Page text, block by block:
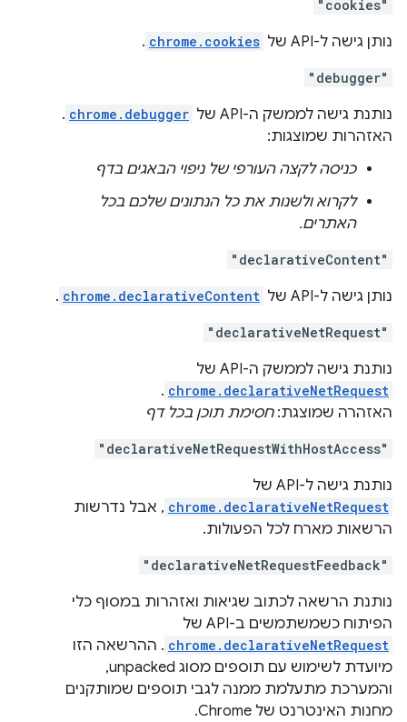
"cookies"
נותן גישה ל-API של chrome.cookies
.
"debugger"
נותנת גישה לממשק ה-API של chrome.debugger
.
האזהרות שמוצגות:
כניסה לקצה העורפי של ניפוי הבאגים בדף
לקרוא ולשנות את כל הנתונים שלכם בכל
האתרים.
"declarativeContent"
נותן גישה ל-API של chrome.declarativeContent
.
"declarativeNetRequest"
נותנת גישה לממשק ה-API של
chrome.declarativeNetRequest
.
האזהרה שמוצגת:חסימת תוכן בכל דף
"declarativeNetRequestWithHostAccess"
נותנת גישה ל-API של
chrome.declarativeNetRequest , אבל נדרשות
הרשאות מארח לכל הפעולות.
"declarativeNetRequestFeedback"
נותנת הרשאה לכתוב שגיאות ואזהרות במסוף כלי
הפיתוח כשמשתמשים ב-API של
chrome.declarativeNetRequest . ההרשאה הזו
מיועדת לשימוש עם תוספים מסוג unpacked,
והמערכת מתעלמת ממנה לגבי תוספים שמותקנים
מחנות האינטרנט של Chrome.